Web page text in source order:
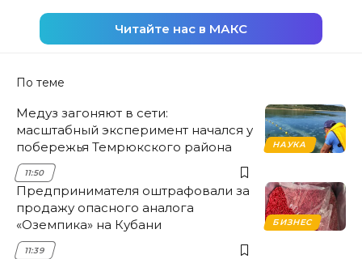
Читайте нас в МАКС
По теме
НАУКА
Медуз загоняют в сети:
масштабный эксперимент начался у
побережья Темрюкского района
11:50
БИЗНЕС
Предпринимателя оштрафовали за
продажу опасного аналога
«Оземпика» на Кубани
11:39